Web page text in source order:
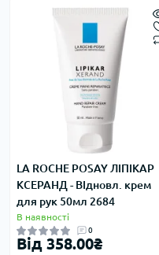
LA ROCHE POSAY ЛІПІКАР
КСЕРАНД - ВІдновл. крем
для рук 50мл 2684
В наявності
0
Від 358.00₴